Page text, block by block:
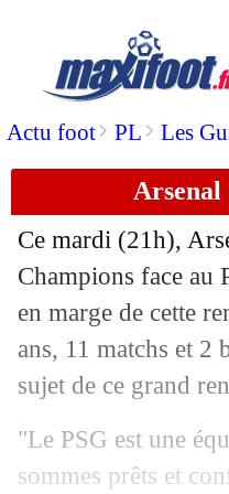
Actu foot> PL > Les
Ce mardi (21h),
Champions face au
en marge de cette
ans, 11 matchs et 2
sujet de ce grand
"Le PSG est une
sommes prêts et
Nantes
29/04 Barça
29/04 Leverkusen:
29/04 Leverkusen
29/04 Barça: le
29/04 Brésil: un
29/04 Real: